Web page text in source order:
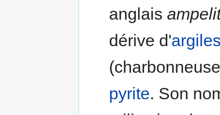
anglais
dérive d'
pyrite. Son